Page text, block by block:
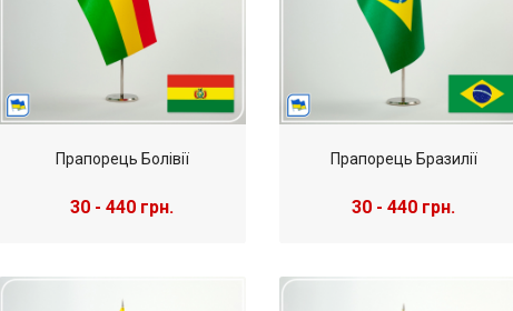
Прапорець Болівії
30 - 440 грн.
Прапорець Бразилії
30 - 440 грн.